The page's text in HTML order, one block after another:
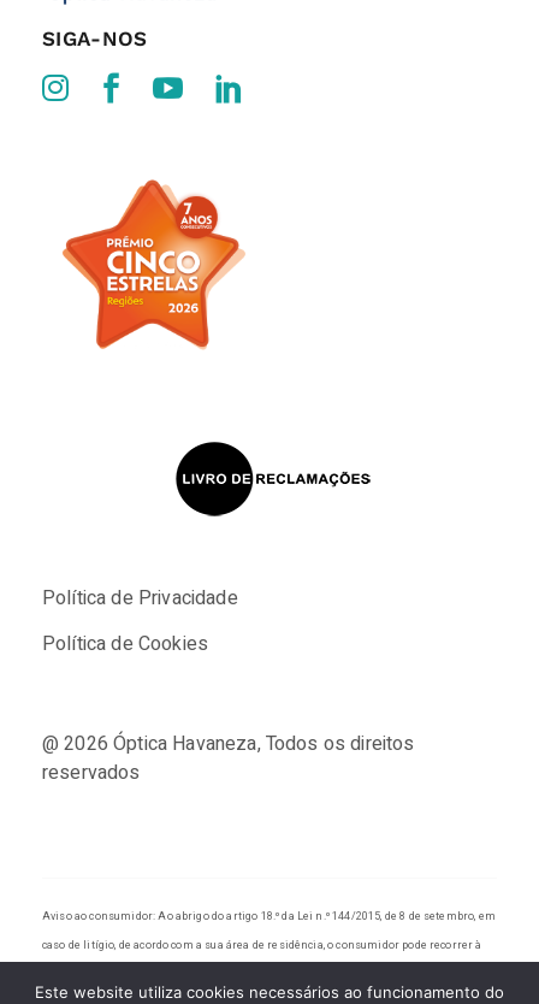
SIGA-NOS
Política de Privacidade
Política de Cookies
@ 2026Óptica Havaneza, Todos os direitos
reservados
Aviso ao consumidor: Ao abrigo do artigo 18.º da Lei n.º 144/2015, de 8 de setembro, em
caso de litígio, de acordo com a sua área de residência, o consumidor pode recorrer à
Este website utiliza cookies necessários ao funcionamento do